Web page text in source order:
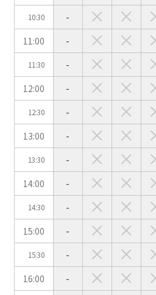
10:30
-
11:00
-
11:30
-
12:00
-
12:30
-
13:00
-
13:30
-
14:00
-
14:30
-
15:00
-
15:30
-
16:00
-
会場の種類
イベントホール
こだわり条件 ※複数選択可能
特長で選ぶ
駅直結
窓があり開放感のある
会場
大型スクリーンあり
4t車以上荷捌きあり
時間貸し駐車場あり
用途で選ぶ
パーティ・懇親会